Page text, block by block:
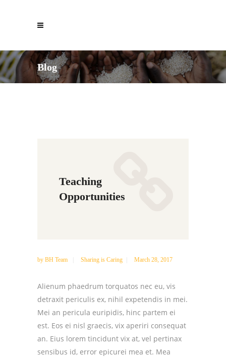
Blog
Teaching
Opportunities
by BH Team Sharing is Caring March 28, 2017
Alienum phaedrum torquatos nec eu, vis
detraxit periculis ex, nihil expetendis in mei.
Mei an pericula euripidis, hinc partem ei
est. Eos ei nisl graecis, vix aperiri consequat
an. Eius lorem tincidunt vix at, vel pertinax
sensibus id, error epicurei mea et. Mea